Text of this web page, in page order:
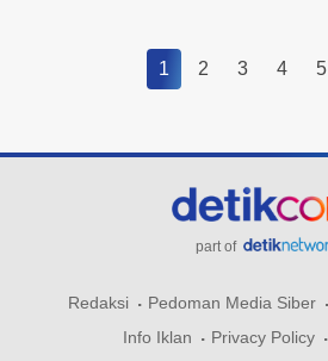
1 2 3 4 5
part of
Redaksi Pedoman Media Siber
Info Iklan
Privacy Policy